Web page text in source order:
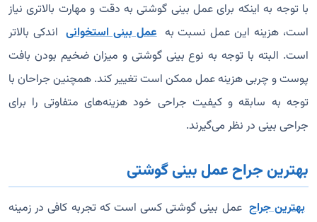
با توجه به اینکه برای عمل بینی گوشتی به دقت و مهارت بالاتری نیاز
است، هزینه این عمل نسبت به عمل بینی استخوانی اندکی بالاتر
است. البته با توجه به نوع بینی گوشتی و میزان ضخیم بودن بافت
پوست و چربی هزینه عمل ممکن است تغییر کند. همچنین جراحان با
توجه به سابقه و کیفیت جراحی خود هزینه‌های متفاوتی را برای
جراحی بینی در نظر می‌گیرند.
بهترین جراح عمل بینی گوشتی
بهترین جراح عمل بینی گوشتی کسی است که تجربه کافی در زمینه